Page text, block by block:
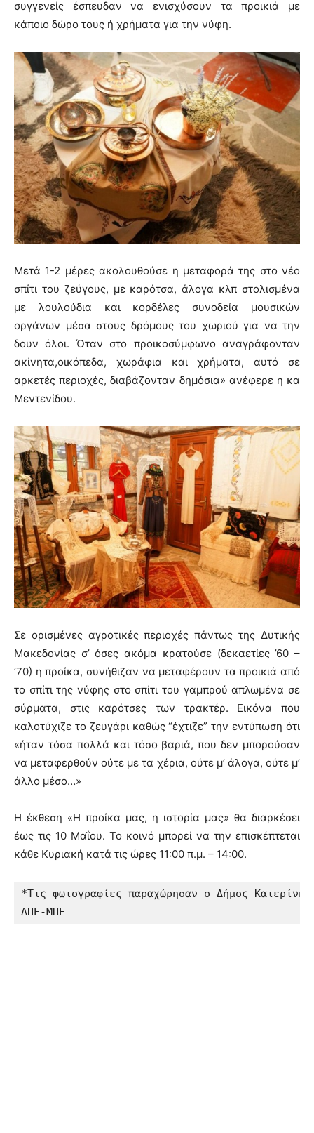
συγγενείς έσπευδαν να ενισχύσουν τα προικιά με
κάποιο δώρο τους ή χρήματα για την νύφη.
Μετά 1-2 μέρες ακολουθούσε η μεταφορά της στο νέο
σπίτι του ζεύγους, με καρότσα, άλογα κλπ στολισμένα
με λουλούδια και κορδέλες συνοδεία μουσικών
οργάνων μέσα στους δρόμους του χωριού για να την
δουν όλοι. Όταν στο προικοσύμφωνο αναγράφονταν
ακίνητα,οικόπεδα, χωράφια και χρήματα, αυτό σε
αρκετές περιοχές, διαβάζονταν δημόσια» ανέφερε η κα
Μεντενίδου.
Σε ορισμένες αγροτικές περιοχές πάντως της Δυτικής
Μακεδονίας σ’ όσες ακόμα κρατούσε (δεκαετίες ’60 –
’70) η προίκα, συνήθιζαν να μεταφέρουν τα προικιά από
το σπίτι της νύφης στο σπίτι του γαμπρού απλωμένα σε
σύρματα, στις καρότσες των τρακτέρ. Εικόνα που
καλοτύχιζε το ζευγάρι καθώς “έχτιζε” την εντύπωση ότι
«ήταν τόσα πολλά και τόσο βαριά, που δεν μπορούσαν
να μεταφερθούν ούτε με τα χέρια, ούτε μ’ άλογα, ούτε μ’
άλλο μέσο…»
Η έκθεση «Η προίκα μας, η ιστορία μας» θα διαρκέσει
έως τις 10 Μαΐου. Το κοινό μπορεί να την επισκέπτεται
κάθε Κυριακή κατά τις ώρες 11:00 π.μ. – 14:00.
*Τις φωτογραφίες παραχώρησαν ο Δήμος
ΑΠΕ-ΜΠΕ